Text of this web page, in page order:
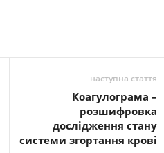
наступна стаття
Коагулограма –
розшифровка
дослідження стану
системи згортання крові